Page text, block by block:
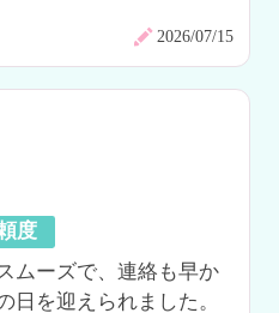
2026/07/15
度
ムーズで、連絡も早か
日を迎えられました。